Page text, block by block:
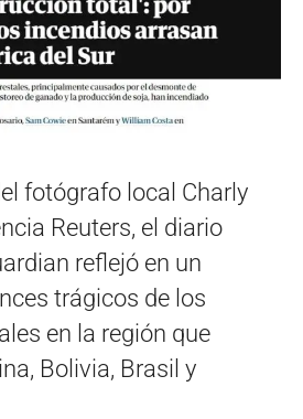
fotógrafo local Charly
Reuters, el diario
reflejó en un
trágicos de los
en la región que
Bolivia, Brasil y